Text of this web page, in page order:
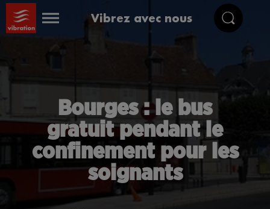
Vibrez avec nous
Bourges : le bus
gratuit pendant le
confinement pour les
soignants